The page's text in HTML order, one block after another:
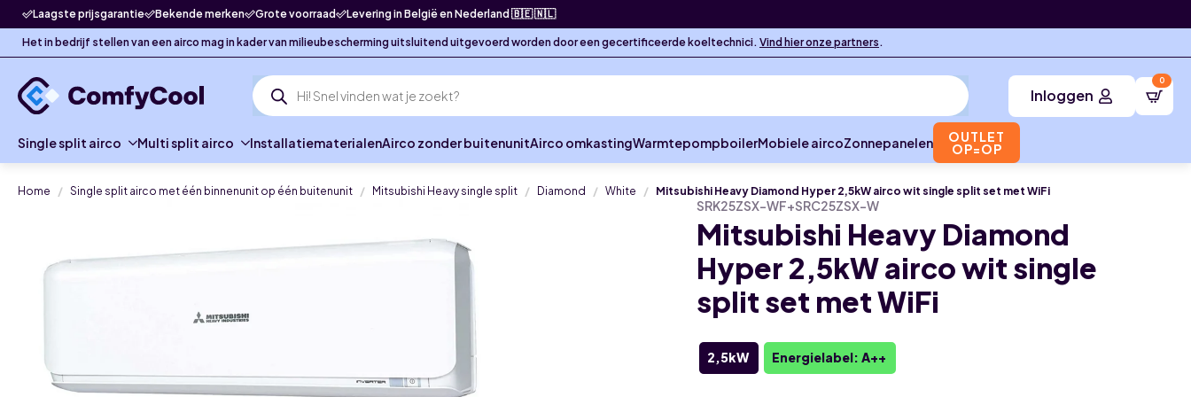
Laagste prijsgarantie Bekende merken Grote voorraad Levering in België en Nederland 🇧🇪 🇳🇱
Het in bedrijf stellen van een airco mag in kader van milieubescherming uitsluitend uitgevoerd worden door een gecertificeerde koeltechnici. Vind hier onze partners.
Producten
zoeken Inloggen
0
Single split airco Multi split airco InstallatiematerialenAirco zonder buitenunitAirco omkastingWarmtepompboilerMobiele aircoZonnepanelen OUTLET
OP=OP
Home Single split airco met één binnenunit op één buitenunit Mitsubishi Heavy single split Diamond White Mitsubishi Heavy Diamond Hyper 2,5kW airco wit single split set met WiFi
SRK25ZSX-WF+SRC25ZSX-W
Mitsubishi Heavy Diamond
Hyper 2,5kW airco wit single
split set met WiFi
2,5kW Energielabel: A++